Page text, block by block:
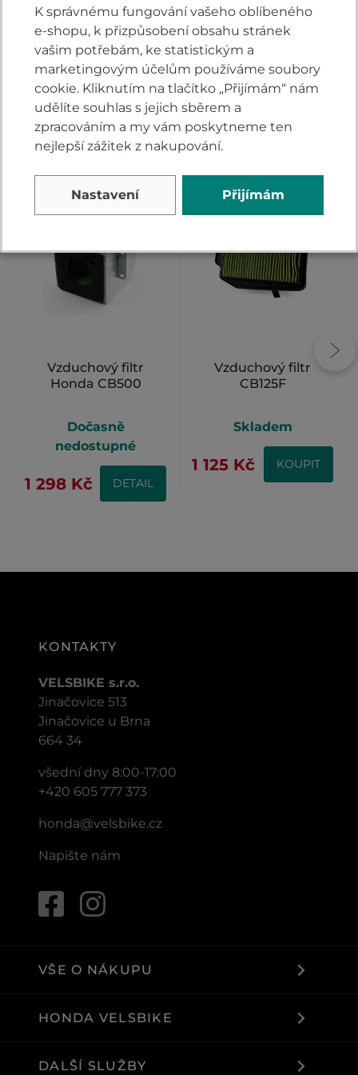
PŘIDAT VLASTNÍ HODNOCENÍ
Vzduchový filtr
Honda CB500
Dočasně
nedostupné
1 298 Kč DETAIL
Vzduchový filtr
CB125F
Skladem
1 125 Kč KOUPIT
KONTAKTY
VELSBIKE s.r.o.
Jinačovice 513
Jinačovice u Brna
664 34
všední dny 8:00-17:00
+420 605 777 373
honda@velsbike.cz
Napište nám
VŠE O NÁKUPU
HONDA VELSBIKE
DALŠÍ SLUŽBY
K správnému fungování vašeho oblíbeného
e-shopu, k přizpůsobení obsahu stránek
vašim potřebám, ke statistickým a
marketingovým účelům používáme soubory
cookie. Kliknutím na tlačítko „Přijímám“ nám
udělíte souhlas s jejich sběrem a
zpracováním a my vám poskytneme ten
nejlepší zážitek z nakupování.
Nastavení Přijímám